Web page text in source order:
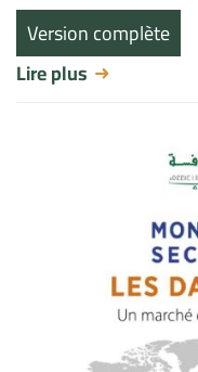
Version complète
Lire plus